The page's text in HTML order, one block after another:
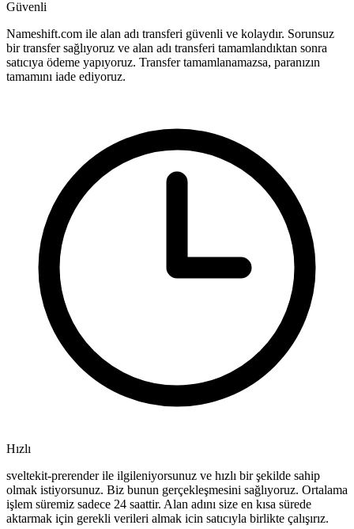
Güvenli
Nameshift.com ile alan adı transferi güvenli ve kolaydır. Sorunsuz
bir transfer sağlıyoruz ve alan adı transferi tamamlandıktan sonra
satıcıya ödeme yapıyoruz. Transfer tamamlanamazsa, paranızın
tamamını iade ediyoruz.
Hızlı
sveltekit-prerender ile ilgileniyorsunuz ve hızlı bir şekilde sahip
olmak istiyorsunuz. Biz bunun gerçekleşmesini sağlıyoruz. Ortalama
işlem süremiz sadece 24 saattir. Alan adını size en kısa sürede
aktarmak için gerekli verileri almak icin satıcıyla birlikte çalışırız.